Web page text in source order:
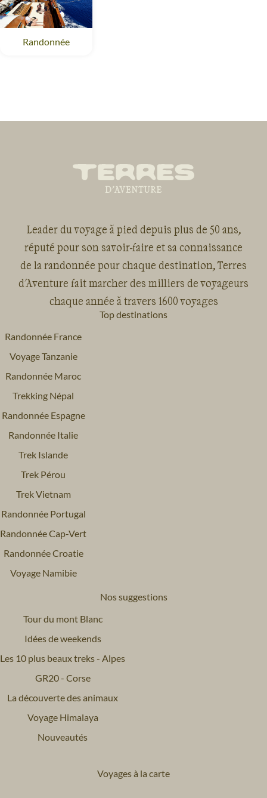
Randonnée
Leader du voyage à pied depuis plus de 50 ans,
réputé pour son savoir-faire et sa connaissance
de la randonnée pour chaque destination, Terres
d'Aventure fait marcher des milliers de voyageurs
chaque année à travers 1600 voyages
Top destinations
Randonnée France
Voyage Tanzanie
Randonnée Maroc
Trekking Népal
Randonnée Espagne
Randonnée Italie
Trek Islande
Trek Pérou
Trek Vietnam
Randonnée Portugal
Randonnée Cap-Vert
Randonnée Croatie
Voyage Namibie
Nos suggestions
Tour du mont Blanc
Idées de weekends
Les 10 plus beaux treks - Alpes
GR20 - Corse
La découverte des animaux
Voyage Himalaya
Nouveautés
Voyages à la carte